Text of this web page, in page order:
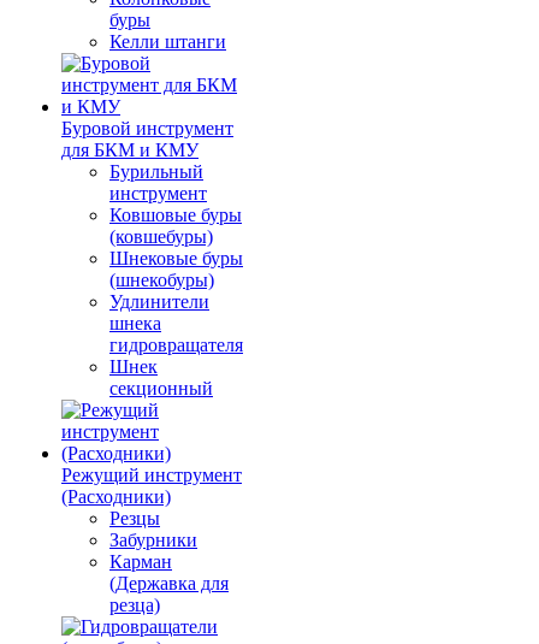
буры
Келли штанги
Буровой инструмент
для БКМ и КМУ
Бурильный
инструмент
Ковшовые буры
(ковшебуры)
Шнековые буры
(шнекобуры)
Удлинители
шнека
гидровращателя
Шнек
секционный
Режущий инструмент
(Расходники)
Резцы
Забурники
Карман
(Державка для
резца)